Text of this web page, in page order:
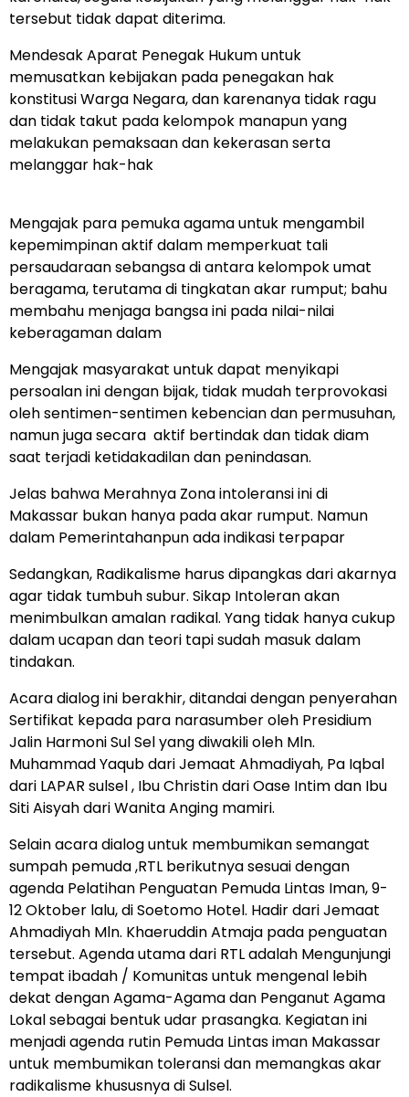
tersebut tidak dapat diterima.
Mendesak Aparat Penegak Hukum untuk
memusatkan kebijakan pada penegakan hak
konstitusi Warga Negara, dan karenanya tidak ragu
dan tidak takut pada kelompok manapun yang
melakukan pemaksaan dan kekerasan serta
melanggar hak-hak
Mengajak para pemuka agama untuk mengambil
kepemimpinan aktif dalam memperkuat tali
persaudaraan sebangsa di antara kelompok umat
beragama, terutama di tingkatan akar rumput; bahu
membahu menjaga bangsa ini pada nilai-nilai
keberagaman dalam
Mengajak masyarakat untuk dapat menyikapi
persoalan ini dengan bijak, tidak mudah terprovokasi
oleh sentimen-sentimen kebencian dan permusuhan,
namun juga secara aktif bertindak dan tidak diam
saat terjadi ketidakadilan dan penindasan.
Jelas bahwa Merahnya Zona intoleransi ini di
Makassar bukan hanya pada akar rumput. Namun
dalam Pemerintahanpun ada indikasi terpapar
Sedangkan, Radikalisme harus dipangkas dari akarnya
agar tidak tumbuh subur. Sikap Intoleran akan
menimbulkan amalan radikal. Yang tidak hanya cukup
dalam ucapan dan teori tapi sudah masuk dalam
tindakan.
Acara dialog ini berakhir, ditandai dengan penyerahan
Sertifikat kepada para narasumber oleh Presidium
Jalin Harmoni Sul Sel yang diwakili oleh Mln.
Muhammad Yaqub dari Jemaat Ahmadiyah, Pa Iqbal
dari LAPAR sulsel , Ibu Christin dari Oase Intim dan Ibu
Siti Aisyah dari Wanita Anging mamiri.
Selain acara dialog untuk membumikan semangat
sumpah pemuda ,RTL berikutnya sesuai dengan
agenda Pelatihan Penguatan Pemuda Lintas Iman, 9-
12 Oktober lalu, di Soetomo Hotel. Hadir dari Jemaat
Ahmadiyah Mln. Khaeruddin Atmaja pada penguatan
tersebut. Agenda utama dari RTL adalah Mengunjungi
tempat ibadah / Komunitas untuk mengenal lebih
dekat dengan Agama-Agama dan Penganut Agama
Lokal sebagai bentuk udar prasangka. Kegiatan ini
menjadi agenda rutin Pemuda Lintas iman Makassar
untuk membumikan toleransi dan memangkas akar
radikalisme khususnya di Sulsel.